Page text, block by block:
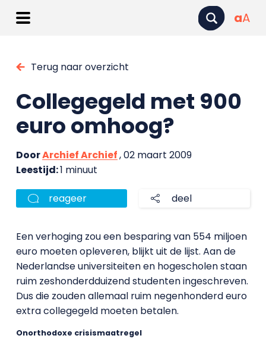
aA
Terug naar overzicht
Collegegeld met 900
euro omhoog?
DoorArchief Archief, 02 maart 2009
Leestijd:1 minuut
reageer deel
Een verhoging zou een besparing van 554 miljoen
euro moeten opleveren, blijkt uit de lijst. Aan de
Nederlandse universiteiten en hogescholen staan
ruim zeshonderdduizend studenten ingeschreven.
Dus die zouden allemaal ruim negenhonderd euro
extra collegegeld moeten betalen.
Onorthodoxe crisismaatregel